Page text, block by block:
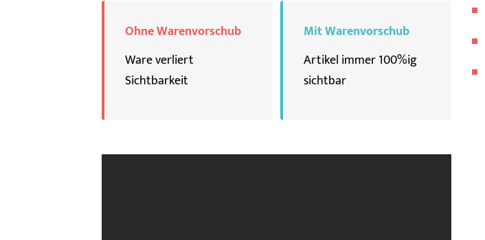
Ohne Warenvorschub
Ware verliert
Sichtbarkeit
Mit Warenvorschub
Artikel immer 100%ig
sichtbar